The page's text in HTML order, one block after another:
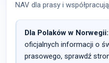
NAV dla prasy i
Dla Polaków w Norwegii:
oficjalnych informacji o
prasowego, sprawdź